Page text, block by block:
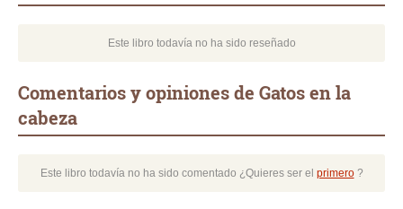
Este libro todavía no ha sido reseñado
Comentarios y opiniones de Gatos en la
cabeza
Este libro todavía no ha sido comentado ¿Quieres ser el primero?